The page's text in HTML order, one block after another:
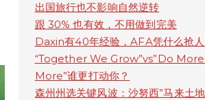
出国旅行也不影响自然逆转
跟 30% 也有效，不用做到完美
Daxin有40年经验，AFA凭什么抢人
“Together We Grow”vs”Do
More”谁更打动你？
森州州选关键风波：沙努西”马来土